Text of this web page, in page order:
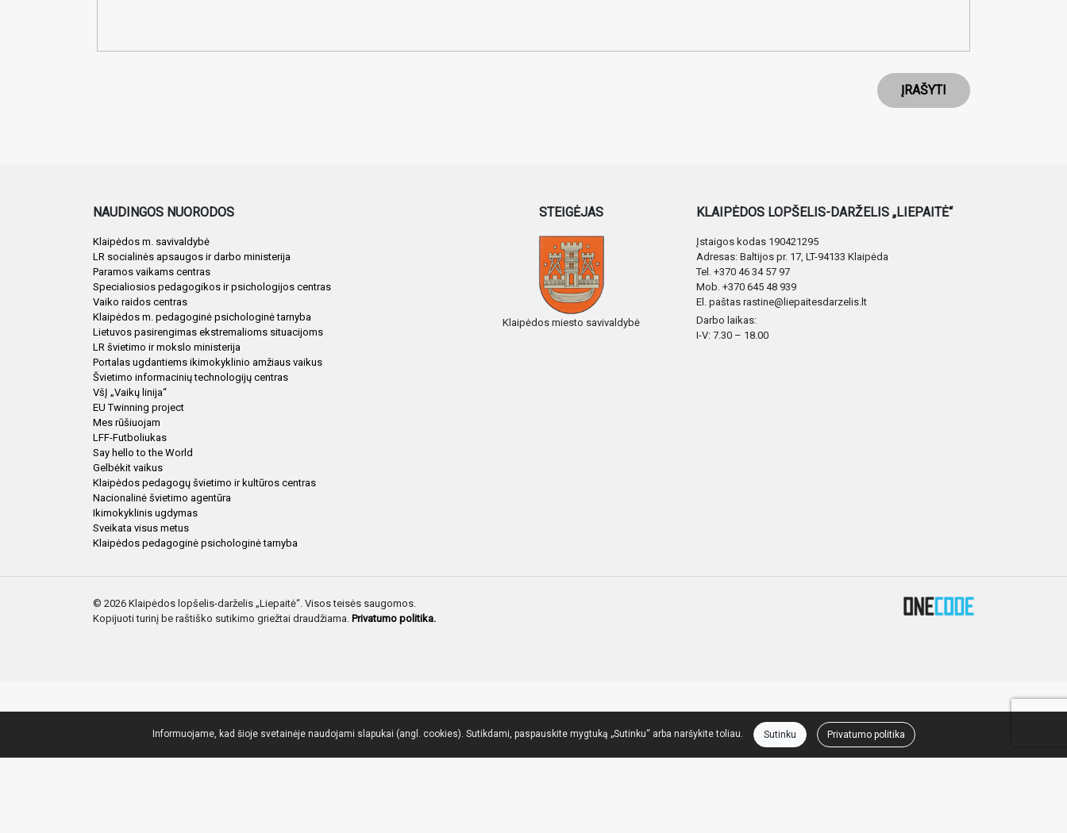
ĮRAŠYTI
NAUDINGOS NUORODOS
Klaipėdos m. savivaldybė
LR socialinės apsaugos ir darbo ministerija
Paramos vaikams centras
Specialiosios pedagogikos ir psichologijos centras
Vaiko raidos centras
Klaipėdos m. pedagoginė psichologinė tarnyba
Lietuvos pasirengimas ekstremalioms situacijoms
LR švietimo ir mokslo ministerija
Portalas ugdantiems ikimokyklinio amžiaus vaikus
Švietimo informacinių technologijų centras
VšĮ „Vaikų linija“
EU Twinning project
Mes rūšiuojam
LFF-Futboliukas
Say hello to the World
Gelbėkit vaikus
Klaipėdos pedagogų švietimo ir kultūros centras
Nacionalinė švietimo agentūra
Ikimokyklinis ugdymas
Sveikata visus metus
Klaipėdos pedagoginė psichologinė tarnyba
STEIGĖJAS
Klaipėdos miesto savivaldybė
KLAIPĖDOS LOPŠELIS-DARŽELIS „LIEPAITĖ“
Įstaigos kodas 190421295
Adresas: Baltijos pr. 17, LT-94133 Klaipėda
Tel. +370 46 34 57 97
Mob. +370 645 48 939
El. paštas rastine@liepaitesdarzelis.lt
Darbo laikas:
I-V: 7.30 – 18.00
© 2026 Klaipėdos lopšelis-darželis „Liepaitė“. Visos teisės saugomos.
Kopijuoti turinį be raštiško sutikimo griežtai draudžiama. Privatumo politika.
Informuojame, kad šioje svetainėje naudojami slapukai (angl. cookies). Sutikdami, paspauskite mygtuką „Sutinku“ arba naršykite toliau. Sutinku Privatumo politika